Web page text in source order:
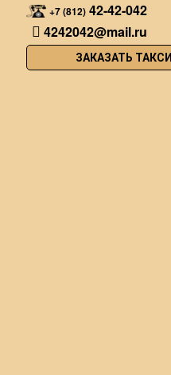
+7 (812) 42-42-042
4242042@mail.ru
ЗАКАЗАТЬ ТАКСИ